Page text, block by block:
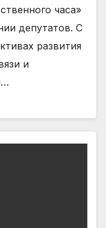
часа»
депутатов. С
развития
и